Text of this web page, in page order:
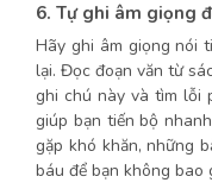
6. Tự ghi âm giọng
Hãy ghi âm giọng nói
lại. Đọc đoạn văn từ
ghi chú này và tìm lỗi
giúp bạn tiến bộ
gặp khó khăn, những
báu để bạn không bao